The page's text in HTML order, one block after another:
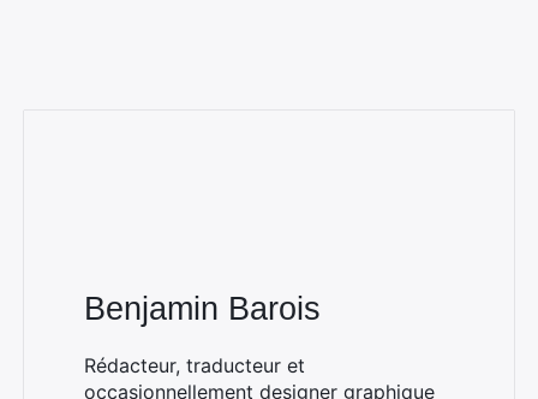
Benjamin Barois
Rédacteur, traducteur et
occasionnellement designer graphique